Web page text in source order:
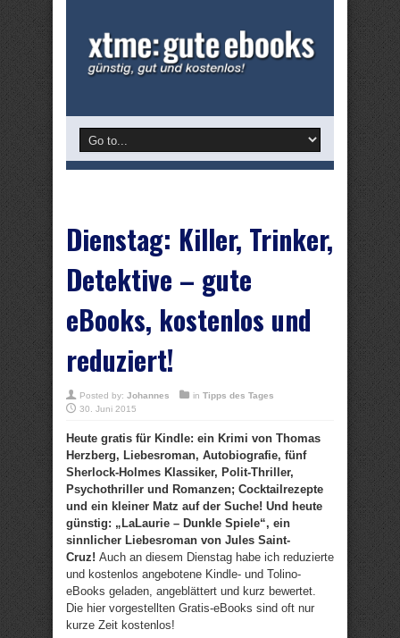
Dienstag: Killer, Trinker,
Detektive – gute
eBooks, kostenlos und
reduziert!
Posted by: Johannes in Tipps des Tages
30. Juni 2015
Heute gratis für Kindle: ein Krimi von Thomas
Herzberg, Liebesroman, Autobiografie, fünf
Sherlock-Holmes Klassiker, Polit-Thriller,
Psychothriller und Romanzen; Cocktailrezepte
und ein kleiner Matz auf der Suche! Und heute
günstig: „LaLaurie – Dunkle Spiele“, ein
sinnlicher Liebesroman von Jules Saint-
Cruz! Auch an diesem Dienstag habe ich reduzierte
und kostenlos angebotene Kindle- und Tolino-
eBooks geladen, angeblättert und kurz bewertet.
Die hier vorgestellten Gratis-eBooks sind oft nur
kurze Zeit kostenlos!